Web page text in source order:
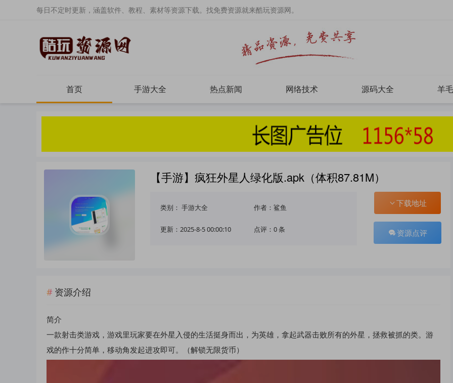
每日不定时更新，涵盖软件、教程、素材等资源下载。找免费资源就来酷玩资源网。
首页 手游大全 热点新闻 网络技术 源码大全 羊
【手游】疯狂外星人绿化版.apk（体积87.81M）
类别： 手游大全 作者：鲨鱼
更新：2025-8-5 00:00:10 点评：0 条
下载地址
资源点评
资源介绍
简介
一款射击类游戏，游戏里玩家要在外星入侵的生活挺身而出，为英雄，拿起武器击败所有的外星，拯救被抓的类。游
戏的作十分简单，移动角发起进攻即可。（解锁无限货币）